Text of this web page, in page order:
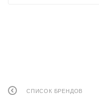
СПИСОК БРЕНДОВ